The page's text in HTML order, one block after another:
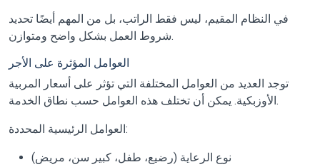
في النظام المقيم، ليس فقط الراتب، بل من المهم أيضًا تحديد
شروط العمل بشكل واضح ومتوازن.
العوامل المؤثرة على الأجر
توجد العديد من العوامل المختلفة التي تؤثر على أسعار المربية
الأوزبكية. يمكن أن تختلف هذه العوامل حسب نطاق الخدمة.
العوامل الرئيسية المحددة:
نوع الرعاية (رضيع، طفل، كبير سن، مريض)